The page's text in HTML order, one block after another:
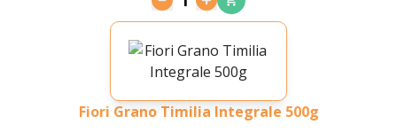
Fiori Grano Timilia Integrale 500g